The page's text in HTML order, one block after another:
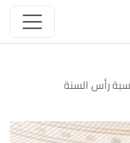
رأس السنة